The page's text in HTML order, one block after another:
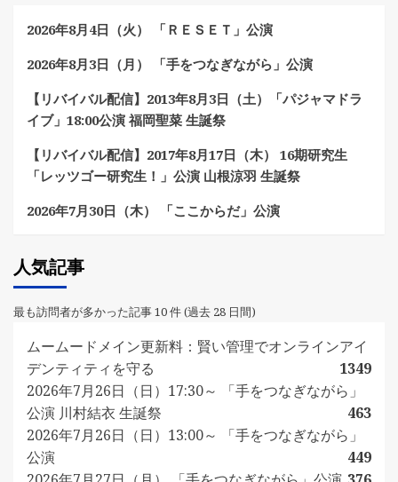
2026年8月4日（火） 「ＲＥＳＥＴ」公演
2026年8月3日（月） 「手をつなぎながら」公演
【リバイバル配信】2013年8月3日（土）「パジャマドラ
イブ」18:00公演 福岡聖菜 生誕祭
【リバイバル配信】2017年8月17日（木） 16期研究生
「レッツゴー研究生！」公演 山根涼羽 生誕祭
2026年7月30日（木） 「ここからだ」公演
人気記事
最も訪問者が多かった記事 10 件 (過去 28 日間)
ムームードメイン更新料：賢い管理でオンラインアイ
デンティティを守る
1349
2026年7月26日（日）17:30～ 「手をつなぎながら」
公演 川村結衣 生誕祭
463
2026年7月26日（日）13:00～ 「手をつなぎながら」
公演
449